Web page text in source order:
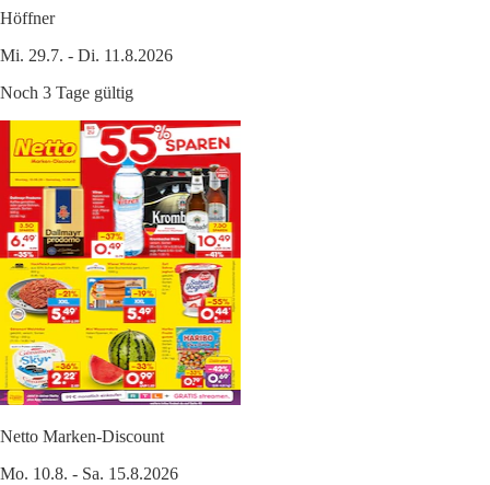
Höffner
Mi. 29.7. - Di. 11.8.2026
Noch 3 Tage gültig
Netto Marken-Discount
Mo. 10.8. - Sa. 15.8.2026